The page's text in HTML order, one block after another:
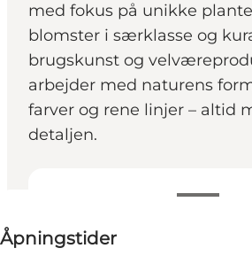
med fokus på unikke
blomster i særklasse og
brugskunst og
arbejder med naturens
farver og rene linjer – altid
detaljen.
Åpningstider
Besøk nettside